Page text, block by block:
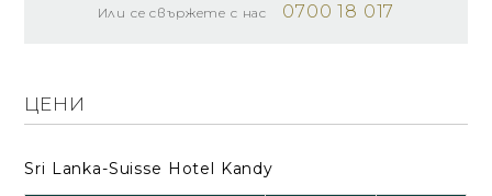
Или се свържете с нас 0700 18 017
ЦЕНИ
Sri Lanka-Suisse Hotel Kandy